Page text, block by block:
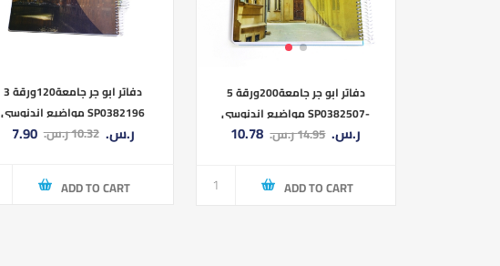
دفاتر ابو جر جامعة120ورقة 3
مواضيع اندنوسي SP0382196
8.5×11
7.90 ر.س.‏ 10.32 ر.س.‏
ADD TO CART
دفاتر ابو جر جامعة200ورقة 5
مواضيع اندنوسي SP0382507-
SMART 8.5×11 10.78 ر.س.‏ 14.95 ر.س.‏
ADD TO CART